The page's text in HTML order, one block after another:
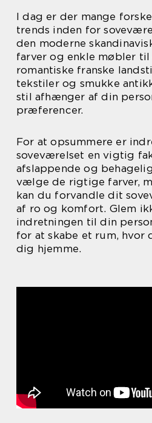
I dag er der mange
trends inden for
den moderne
farver og enkle møbler
romantiske franske
tekstiler og smukke
stil afhænger af din
præferencer.
For at opsummere er
soveværelset en vigtig
afslappende og
vælge de rigtige farver,
kan du forvandle dit
af ro og komfort. Glem
indretningen til din
for at skabe et rum, hvor
dig hjemme.